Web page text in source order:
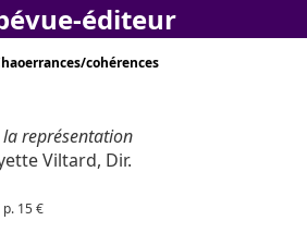
cohérences
représentation
Viltard, Dir.
15 €
éditeur